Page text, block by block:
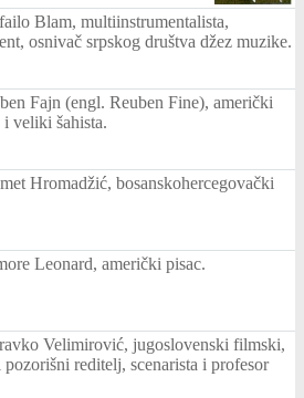
Blam, multiinstrumentalista,
osnivač srpskog društva džez muzike.
Fajn (engl. Reuben Fine), američki
veliki šahista.
Hromadžić, bosanskohercegovački
Leonard, američki pisac.
Velimirović, jugoslovenski filmski,
reditelj, scenarista i profesor